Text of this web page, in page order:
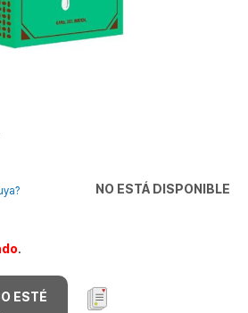
NO ESTÁ DISPONIBLE
.
ESTÉ